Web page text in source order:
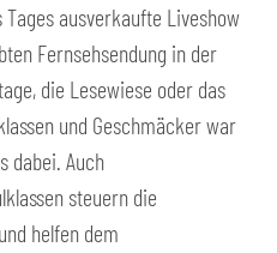
ausverkaufte Liveshow
Fernsehsendung in der
die Lesewiese oder das
und Geschmäcker war
dabei. Auch
steuern die
helfen dem